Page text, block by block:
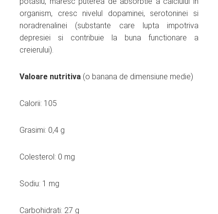
organism, cresc nivelul dopaminei, serotoninei si
noradrenalinei (substante care lupta impotriva
depresiei si contribuie la buna functionare a
creierului).
Valoare nutritiva (o banana de dimensiune medie)
Calorii: 105
Grasimi: 0,4 g
Colesterol: 0 mg
Sodiu: 1 mg
Carbohidrati: 27 g